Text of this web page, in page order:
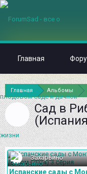
Главная Альбомы
Сад в
Захарьино
Главная